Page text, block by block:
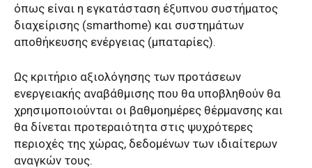
όπως είναι η εγκατάσταση έξυπνου συστήματος
διαχείρισης (smarthome) και συστημάτων
αποθήκευσης ενέργειας (μπαταρίες).
Ως κριτήριο αξιολόγησης των προτάσεων
ενεργειακής αναβάθμισης που θα υποβληθούν θα
χρησιμοποιούνται οι βαθμοημέρες θέρμανσης και
θα δίνεται προτεραιότητα στις ψυχρότερες
περιοχές της χώρας, δεδομένων των ιδιαίτερων
αναγκών τους.